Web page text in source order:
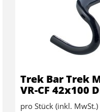
Trek Bar Trek
VR-CF 42x100
pro Stück (inkl. MwSt.)